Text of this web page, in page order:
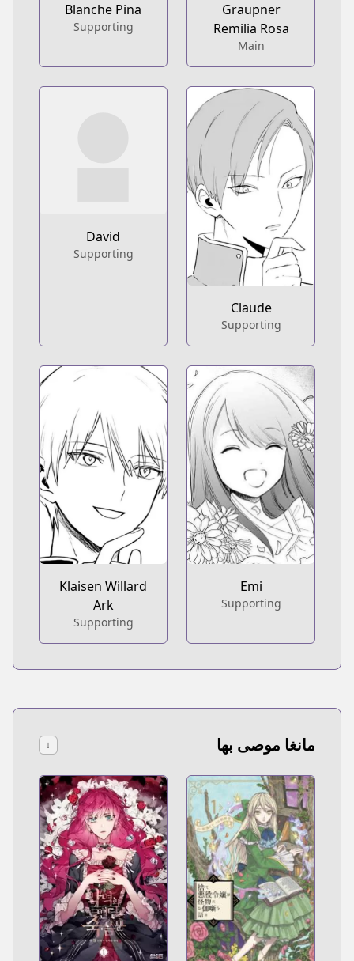
Graupner
Remilia Rosa
Main
Blanche Pina
Supporting
Claude
Supporting
David
Supporting
Emi
Supporting
Klaisen Willard
Ark
Supporting
مانغا موصى بها ↓